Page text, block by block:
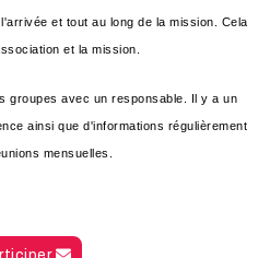
et tout au long de la mission. Cela
et la mission.
groupes avec un responsable. Il y a un
ainsi que d'informations régulièrement
mensuelles.